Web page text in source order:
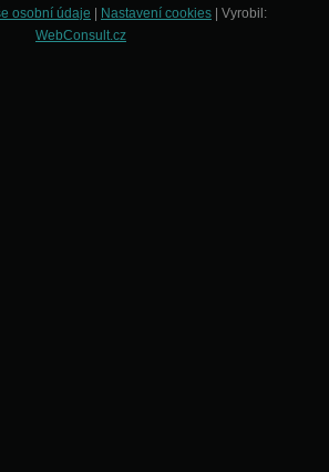
osobní údaje
Nastavení cookies | Vyrobil:
WebConsult.cz